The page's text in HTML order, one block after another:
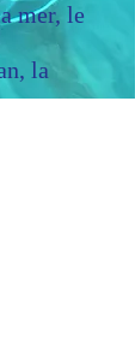
mer, le
la